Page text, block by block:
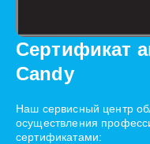
Сертификат
Candy
Наш сервисный центр
осуществления
сертификатами: